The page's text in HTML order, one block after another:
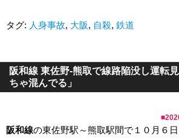
タグ: 人身事故, 大阪, 自殺, 鉄道
阪和線 東佐野-熊取で線路陥没し運転
ちゃ混んでる」
■
阪和線の東佐野駅～熊取駅間で１０月６日